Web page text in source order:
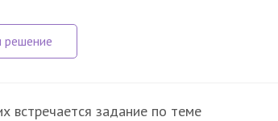
встречается задание по теме